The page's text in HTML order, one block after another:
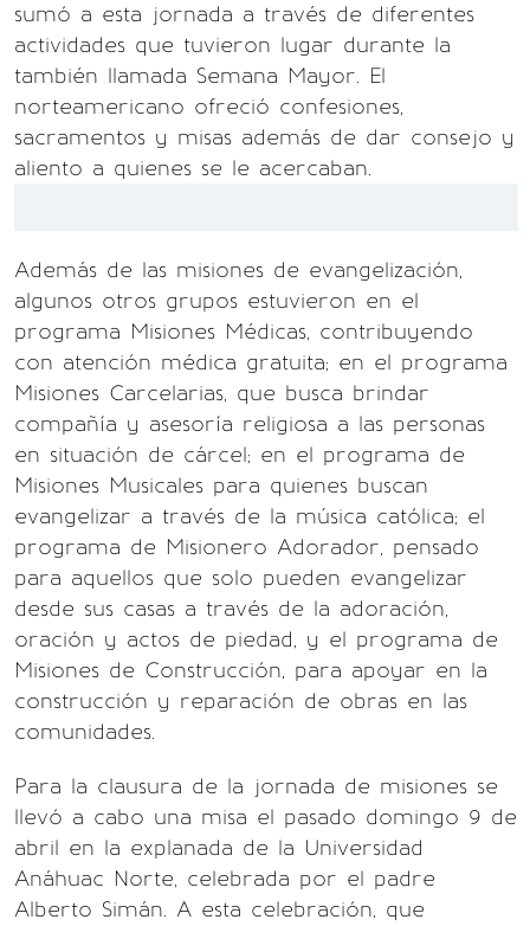
sumó a esta jornada a través de diferentes
actividades que tuvieron lugar durante la
también llamada Semana Mayor. El
norteamericano ofreció confesiones,
sacramentos y misas además de dar consejo y
aliento a quienes se le acercaban.
Además de las misiones de evangelización,
algunos otros grupos estuvieron en el
programa Misiones Médicas, contribuyendo
con atención médica gratuita; en el programa
Misiones Carcelarias, que busca brindar
compañía y asesoría religiosa a las personas
en situación de cárcel; en el programa de
Misiones Musicales para quienes buscan
evangelizar a través de la música católica; el
programa de Misionero Adorador, pensado
para aquellos que solo pueden evangelizar
desde sus casas a través de la adoración,
oración y actos de piedad, y el programa de
Misiones de Construcción, para apoyar en la
construcción y reparación de obras en las
comunidades.
Para la clausura de la jornada de misiones se
llevó a cabo una misa el pasado domingo 9 de
abril en la explanada de la Universidad
Anáhuac Norte, celebrada por el padre
Alberto Simán. A esta celebración, que